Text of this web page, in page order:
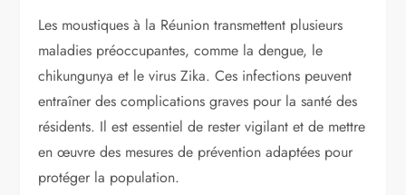
Les moustiques à la Réunion transmettent plusieurs
maladies préoccupantes, comme la dengue, le
chikungunya et le virus Zika. Ces infections peuvent
entraîner des complications graves pour la santé des
résidents. Il est essentiel de rester vigilant et de mettre
en œuvre des mesures de prévention adaptées pour
protéger la population.